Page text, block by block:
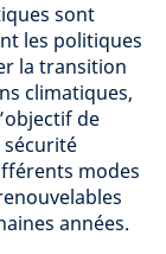
sont
les politiques
la transition
climatiques,
de
modes
années.